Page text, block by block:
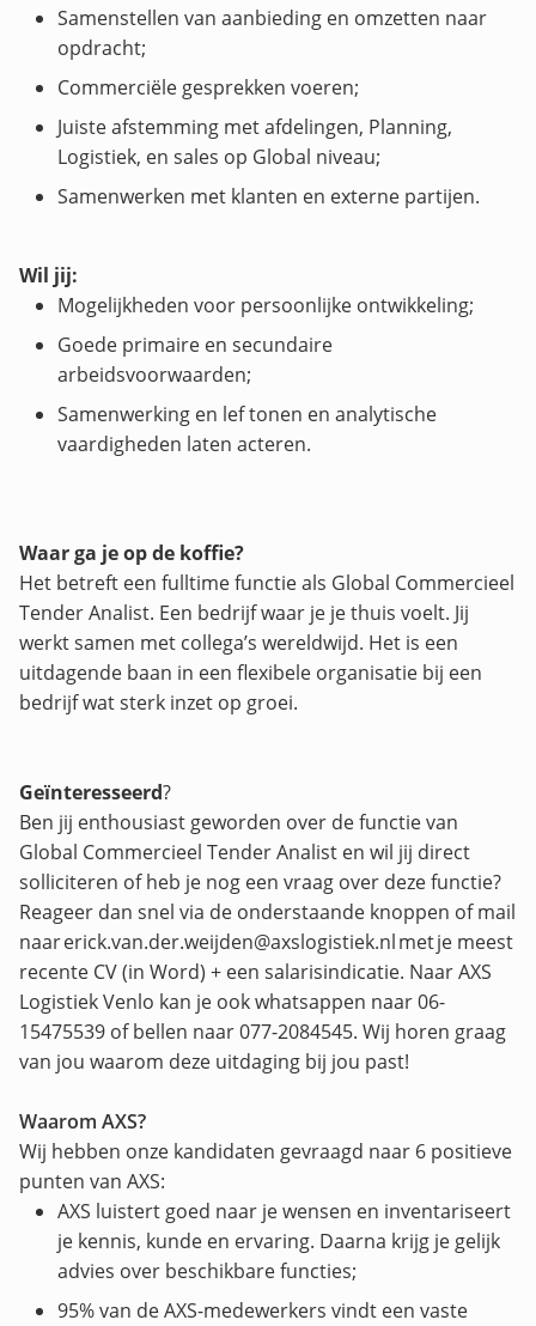
Samenstellen van aanbieding en omzetten naar
opdracht;
Commerciële gesprekken voeren;
Juiste afstemming met afdelingen, Planning,
Logistiek, en sales op Global niveau;
Samenwerken met klanten en externe partijen.
Wil jij:
Mogelijkheden voor persoonlijke ontwikkeling;
Goede primaire en secundaire
arbeidsvoorwaarden;
Samenwerking en lef tonen en analytische
vaardigheden laten acteren.
Waar ga je op de koffie?
Het betreft een fulltime functie als Global Commercieel
Tender Analist. Een bedrijf waar je je thuis voelt. Jij
werkt samen met collega’s wereldwijd. Het is een
uitdagende baan in een flexibele organisatie bij een
bedrijf wat sterk inzet op groei.
Geïnteresseerd?
Ben jij enthousiast geworden over de functie van
Global Commercieel Tender Analist en wil jij direct
solliciteren of heb je nog een vraag over deze functie?
Reageer dan snel via de onderstaande knoppen of mail
naar erick.van.der.weijden@axslogistiek.nl met je meest
recente CV (in Word) + een salarisindicatie. Naar AXS
Logistiek Venlo kan je ook whatsappen naar 06-
15475539 of bellen naar 077-2084545. Wij horen graag
van jou waarom deze uitdaging bij jou past!
Waarom AXS?
Wij hebben onze kandidaten gevraagd naar 6 positieve
punten van AXS:
AXS luistert goed naar je wensen en inventariseert
je kennis, kunde en ervaring. Daarna krijg je gelijk
advies over beschikbare functies;
95% van de AXS-medewerkers vindt een vaste